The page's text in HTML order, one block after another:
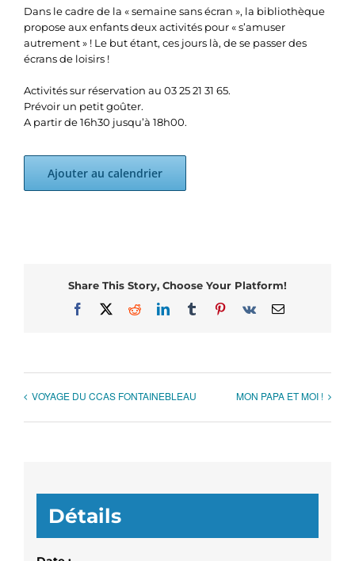
Dans le cadre de la « semaine sans écran », la bibliothèque
propose aux enfants deux activités pour « s’amuser
autrement » ! Le but étant, ces jours là, de se passer des
écrans de loisirs !
Activités sur réservation au 03 25 21 31 65.
Prévoir un petit goûter.
A partir de 16h30 jusqu’à 18h00.
Ajouter au calendrier
Share This Story, Choose Your Platform!
Facebook
X RedditLinkedInTumblrPinterest
Vk Email
VOYAGE DU CCAS FONTAINEBLEAU MON PAPA ET MOI !
Détails